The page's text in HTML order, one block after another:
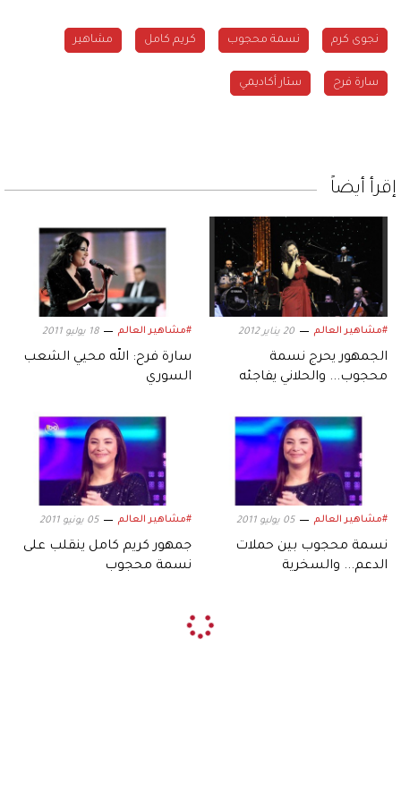
نجوى كرم نسمة محجوب كريم كامل مشاهير
سارة فرح ستار أكاديمي
إقرأ أيضاً
#مشاهير العالم 20 يناير 2012
الجمهور يحرج نسمة
محجوب... والحلاني يفاجئه
#مشاهير العالم 18 يوليو 2011
سارة فرح: الله محيي الشعب
السوري
#مشاهير العالم 05 يوليو 2011
نسمة محجوب بين حملات
الدعم... والسخرية
#مشاهير العالم 05 يونيو 2011
جمهور كريم كامل ينقلب على
نسمة محجوب